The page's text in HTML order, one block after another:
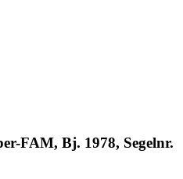
FAM, Bj. 1978, Segelnr.